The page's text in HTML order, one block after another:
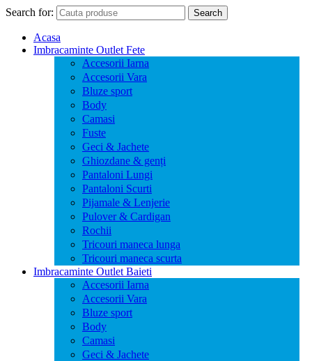
Search for: Search
Acasa
Imbracaminte Outlet Fete
Accesorii Iarna
Accesorii Vara
Bluze sport
Body
Camasi
Fuste
Geci & Jachete
Ghiozdane & genți
Pantaloni Lungi
Pantaloni Scurti
Pijamale & Lenjerie
Pulover & Cardigan
Rochii
Tricouri maneca lunga
Tricouri maneca scurta
Imbracaminte Outlet Baieti
Accesorii Iarna
Accesorii Vara
Bluze sport
Body
Camasi
Geci & Jachete